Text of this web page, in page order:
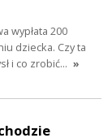
wypłata 200
dziecka. Czy ta
i co zrobić… »